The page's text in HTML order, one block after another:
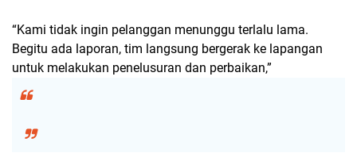
“Kami tidak ingin pelanggan menunggu terlalu lama.
Begitu ada laporan, tim langsung bergerak ke lapangan
untuk melakukan penelusuran dan perbaikan,”